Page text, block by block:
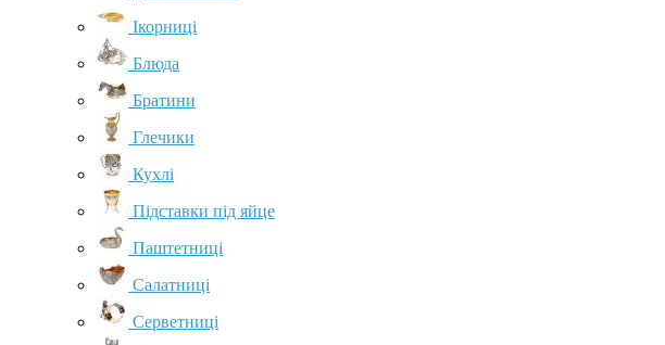
Ікорниці
Блюда
Братини
Глечики
Кухлі
Підставки під яйце
Паштетниці
Салатниці
Серветниці